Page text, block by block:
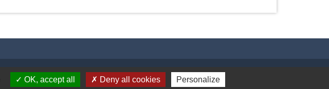
Liens
OK, accept all Deny all cookies Personalize